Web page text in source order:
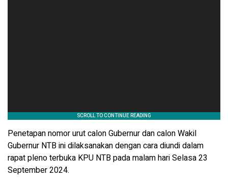
Penetapan nomor urut calon Gubernur dan calon Wakil
Gubernur NTB ini dilaksanakan dengan cara diundi dalam
rapat pleno terbuka KPU NTB pada malam hari Selasa 23
September 2024.